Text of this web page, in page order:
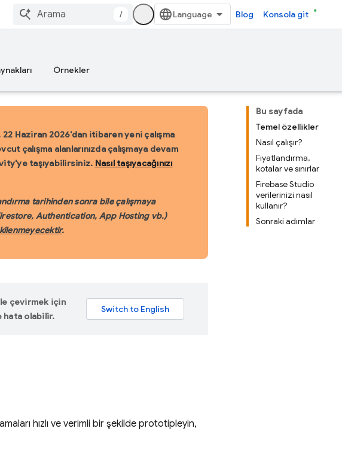
/ Blog Konsola git
Örnekler
Bu sayfada
Temel özellikler
Nasıl çalışır?
Fiyatlandırma,
kotalar ve sınırlar
Firebase Studio
verilerinizi nasıl
kullanır?
Sonraki adımlar
22 Haziran 2026'dan itibaren yeni çalışma
çalışma alanlarınızda çalışmaya devam
taşıyabilirsiniz. Nasıl taşıyacağınızı
tarihinden sonra bile çalışmaya
Authentication, App Hosting vb.)
.
çevirmek için
hata olabilir.
hızlı ve verimli bir şekilde prototipleyin,